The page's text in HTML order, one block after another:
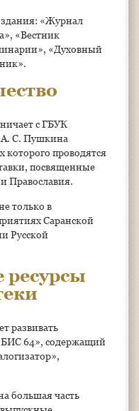
«Журнал
«Вестник
«Духовный
с ГБУК
А. С. Пушкина
которого проводятся
посвященные
Православия.
только в
Саранской
Русской
ресурсы
развивать
64», содержащий
большая часть